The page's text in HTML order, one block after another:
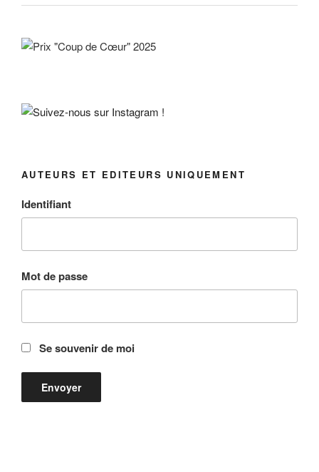
AUTEURS ET EDITEURS UNIQUEMENT
Identifiant
Mot de passe
Se souvenir de moi